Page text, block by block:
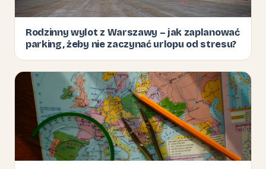
Rodzinny wylot z Warszawy – jak zaplanować
parking, żeby nie zaczynać urlopu od stresu?